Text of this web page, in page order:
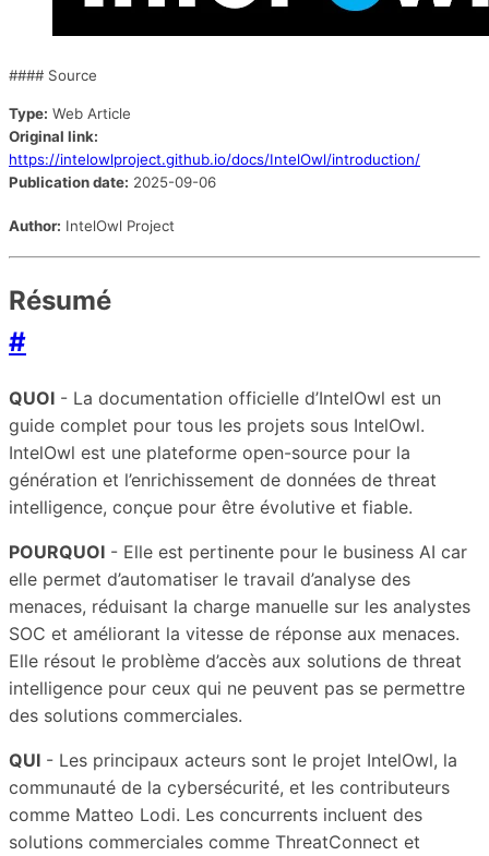
#### Source
Type: Web Article
Original link:
https://intelowlproject.github.io/docs/IntelOwl/introduction/
Publication date: 2025-09-06
Author: IntelOwl Project
Résumé
#
QUOI - La documentation officielle d’IntelOwl est un
guide complet pour tous les projets sous IntelOwl.
IntelOwl est une plateforme open-source pour la
génération et l’enrichissement de données de threat
intelligence, conçue pour être évolutive et fiable.
POURQUOI - Elle est pertinente pour le business AI car
elle permet d’automatiser le travail d’analyse des
menaces, réduisant la charge manuelle sur les analystes
SOC et améliorant la vitesse de réponse aux menaces.
Elle résout le problème d’accès aux solutions de threat
intelligence pour ceux qui ne peuvent pas se permettre
des solutions commerciales.
QUI - Les principaux acteurs sont le projet IntelOwl, la
communauté de la cybersécurité, et les contributeurs
comme Matteo Lodi. Les concurrents incluent des
solutions commerciales comme ThreatConnect et